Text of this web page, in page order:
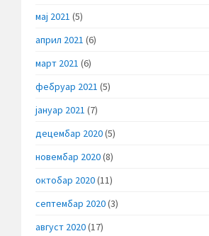
мај 2021 (5)
април 2021 (6)
март 2021 (6)
фебруар 2021 (5)
јануар 2021 (7)
децембар 2020(5)
новембар 2020(8)
октобар 2020(11)
септембар 2020(3)
август 2020(17)